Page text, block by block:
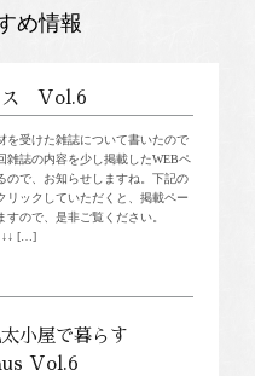
め情報
ス Vol.6
を受けた雑誌について書いたので
雑誌の内容を少し掲載したWEBペ
ので、お知らせしますね。下記の
リックしていただくと、掲載ペー
すので、是非ご覧ください。
[…]
太小屋で暮らす
Vol.6